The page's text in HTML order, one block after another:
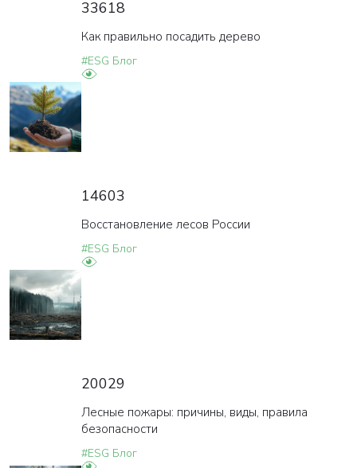
33618
Как правильно посадить дерево
#ESG Блог
14603
Восстановление лесов России
#ESG Блог
20029
Лесные пожары: причины, виды, правила
безопасности
#ESG Блог